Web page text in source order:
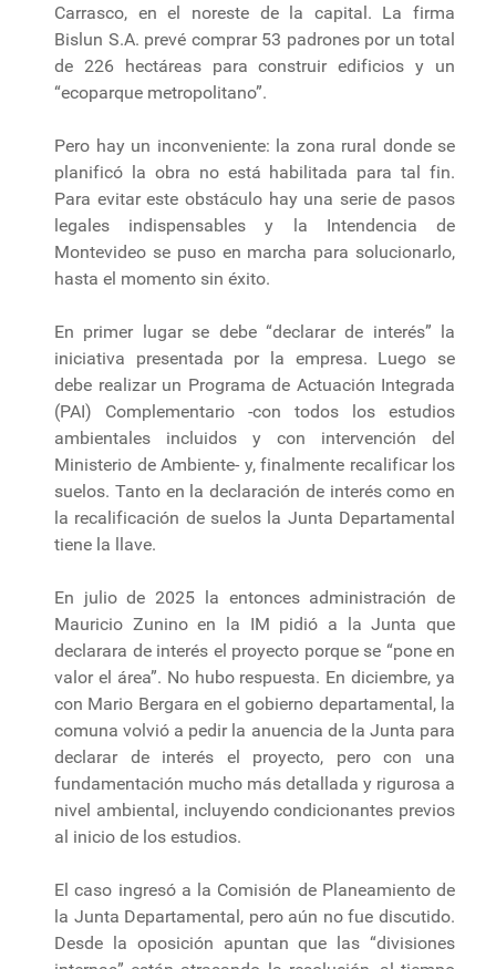
Carrasco, en el noreste de la capital. La firma
Bislun S.A. prevé comprar 53 padrones por un total
de 226 hectáreas para construir edificios y un
“ecoparque metropolitano”.
Pero hay un inconveniente: la zona rural donde se
planificó la obra no está habilitada para tal fin.
Para evitar este obstáculo hay una serie de pasos
legales indispensables y la Intendencia de
Montevideo se puso en marcha para solucionarlo,
hasta el momento sin éxito.
En primer lugar se debe “declarar de interés” la
iniciativa presentada por la empresa. Luego se
debe realizar un Programa de Actuación Integrada
(PAI) Complementario -con todos los estudios
ambientales incluidos y con intervención del
Ministerio de Ambiente- y, finalmente recalificar los
suelos. Tanto en la declaración de interés como en
la recalificación de suelos la Junta Departamental
tiene la llave.
En julio de 2025 la entonces administración de
Mauricio Zunino en la IM pidió a la Junta que
declarara de interés el proyecto porque se “pone en
valor el área”. No hubo respuesta. En diciembre, ya
con Mario Bergara en el gobierno departamental, la
comuna volvió a pedir la anuencia de la Junta para
declarar de interés el proyecto, pero con una
fundamentación mucho más detallada y rigurosa a
nivel ambiental, incluyendo condicionantes previos
al inicio de los estudios.
El caso ingresó a la Comisión de Planeamiento de
la Junta Departamental, pero aún no fue discutido.
Desde la oposición apuntan que las “divisiones